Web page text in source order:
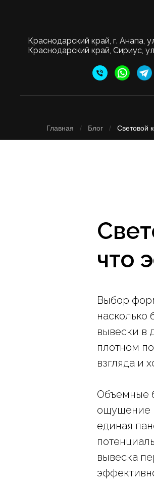
Краснодарский край, г. Анапа,
Краснодарский край, Сириус,
Главная / Блог / Световой
что
Выбор
насколько
вывески в
плотном
взгляда и
Объемные
ощущение
единая
вывеска